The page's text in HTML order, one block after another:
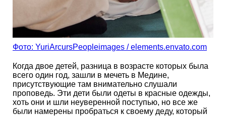
Фото: YuriArcursPeopleimages / elements.envato.com
Когда двое детей, разница в возрасте которых была
всего один год, зашли в мечеть в Медине,
присутствующие там внимательно слушали
проповедь. Эти дети были одеты в красные одежды,
хоть они и шли неуверенной поступью, но все же
были намерены пробраться к своему деду, который